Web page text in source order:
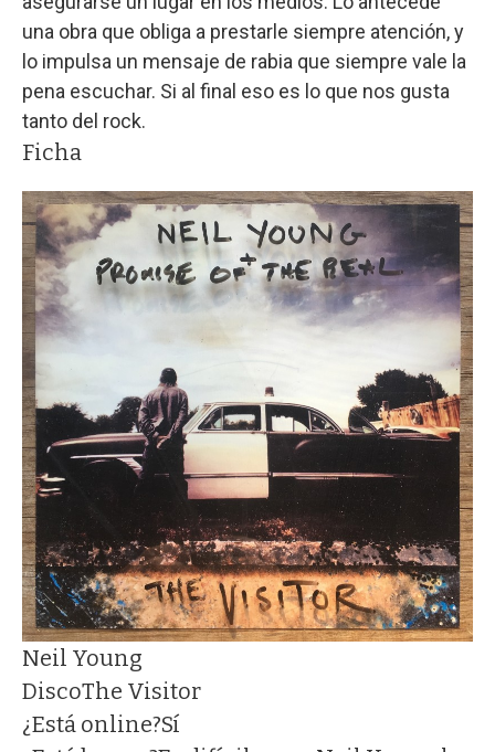
una obra que obliga a prestarle siempre atención, y
lo impulsa un mensaje de rabia que siempre vale la
pena escuchar. Si al final eso es lo que nos gusta
tanto del rock.
Ficha
Neil Young
DiscoThe Visitor
¿Está online?Sí